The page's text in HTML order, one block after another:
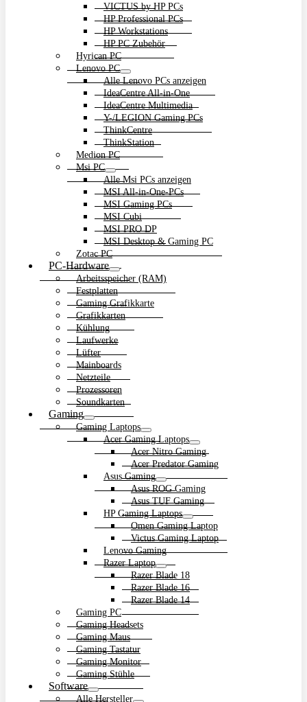
VICTUS by HP PCs
HP Professional PCs
HP Workstations
HP PC Zubehör
Hyrican PC
Lenovo PC
Alle Lenovo PCs anzeigen
IdeaCentre All-in-One
IdeaCentre Multimedia
Y-/LEGION Gaming PCs
ThinkCentre
ThinkStation
Medion PC
Msi PC
Alle Msi PCs anzeigen
MSI All-in-One-PCs
MSI Gaming PCs
MSI Cubi
MSI PRO DP
MSI Desktop & Gaming PC
Zotac PC
PC-Hardware
Arbeitsspeicher (RAM)
Festplatten
Gaming Grafikkarte
Grafikkarten
Kühlung
Laufwerke
Lüfter
Mainboards
Netzteile
Prozessoren
Soundkarten
Gaming
Gaming Laptops
Acer Gaming Laptops
Acer Nitro Gaming
Acer Predator Gaming
Asus Gaming
Asus ROG Gaming
Asus TUF Gaming
HP Gaming Laptops
Omen Gaming Laptop
Victus Gaming Laptop
Lenovo Gaming
Razer Laptop
Razer Blade 18
Razer Blade 16
Razer Blade 14
Gaming PC
Gaming Headsets
Gaming Maus
Gaming Tastatur
Gaming Monitor
Gaming Stühle
Software
Alle Hersteller